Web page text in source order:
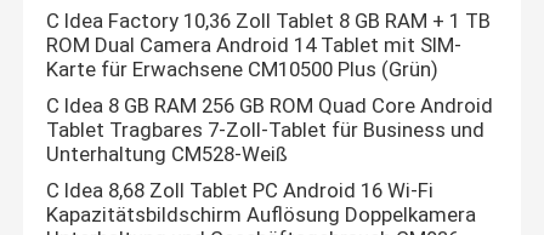
C Idea Factory 10,36 Zoll Tablet 8 GB RAM + 1 TB
ROM Dual Camera Android 14 Tablet mit SIM-
Karte für Erwachsene CM10500 Plus (Grün)
C Idea 8 GB RAM 256 GB ROM Quad Core Android
Tablet Tragbares 7-Zoll-Tablet für Business und
Unterhaltung CM528-Weiß
C Idea 8,68 Zoll Tablet PC Android 16 Wi-Fi
Kapazitätsbildschirm Auflösung Doppelkamera